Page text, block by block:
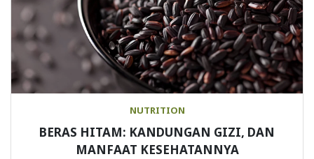
NUTRITION
BERAS HITAM: KANDUNGAN GIZI, DAN
MANFAAT KESEHATANNYA